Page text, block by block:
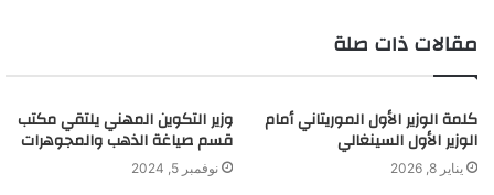
مقالات ذات صلة
كلمة الوزير الأول الموريتاني أمام
الوزير الأول السينغالي
يناير 8, 2026
وزير التكوين المهني يلتقي مكتب
قسم صياغة الذهب والمجوهرات
نوفمبر 5, 2024